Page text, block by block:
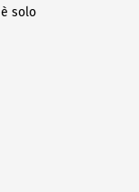
solo